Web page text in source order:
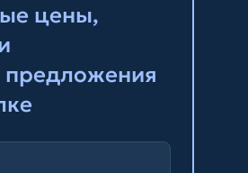
цены,
предложения